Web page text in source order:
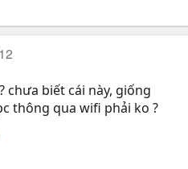
chưa biết cái này, giống
thông qua wifi phải ko ?